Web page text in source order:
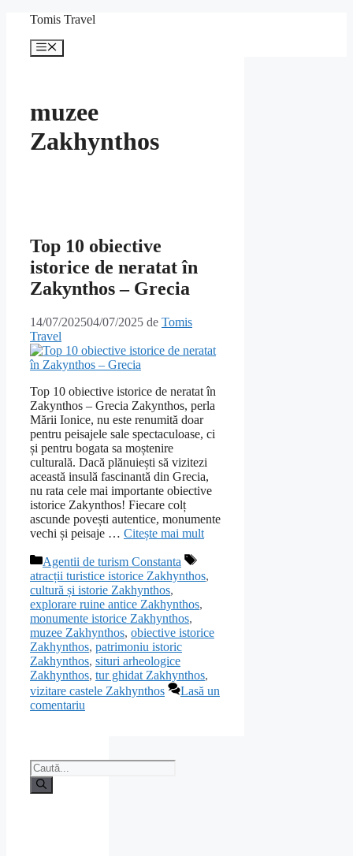
conținut
Tomis Travel
Meniu
muzee
Zakhynthos
Top 10 obiective
istorice de neratat în
Zakynthos – Grecia
14/07/202504/07/2025 de Tomis
Travel
Top 10 obiective istorice de neratat în
Zakynthos – Grecia Zakynthos, perla
Mării Ionice, nu este renumită doar
pentru peisajele sale spectaculoase, ci
și pentru bogata sa moștenire
culturală. Dacă plănuiești să vizitezi
această insulă fascinantă din Grecia,
nu rata cele mai importante obiective
istorice Zakynthos! Fiecare colț
ascunde povești autentice, monumente
vechi și peisaje … Citește mai mult
Categorii
Agentii de turism Constanta
Etichete
atracții turistice istorice Zakhynthos,
cultură și istorie Zakhynthos,
explorare ruine antice Zakhynthos,
monumente istorice Zakhynthos,
muzee Zakhynthos, obiective istorice
Zakhynthos, patrimoniu istoric
Zakhynthos, situri arheologice
Zakhynthos, tur ghidat Zakhynthos,
vizitare castele Zakhynthos
Lasă un
comentariu
Caută
după: